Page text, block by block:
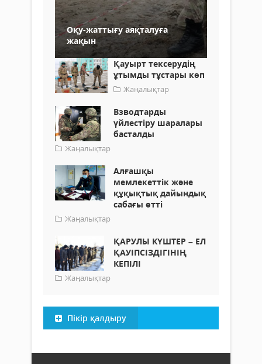
Оқу-жаттығу аяқталуға
жақын
Қауырт тексерудің
ұтымды тұстары көп
Жаңалықтар
Взводтарды
үйлестіру шаралары
басталды
Жаңалықтар
Алғашқы
мемлекеттік және
құқықтық дайындық
сабағы өтті
Жаңалықтар
ҚАРУЛЫ КҮШТЕР – ЕЛ
ҚАУІПСІЗДІГІНІҢ
КЕПІЛІ
Жаңалықтар
Пікір қалдыру